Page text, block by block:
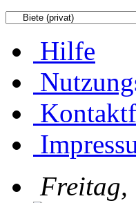
Hilfe
Freitag,